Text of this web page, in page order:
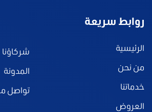
روابط سريعة
الرئيسية
من نحن
خدماتنا
العروض
شركاؤنا
المدونة
تواصل